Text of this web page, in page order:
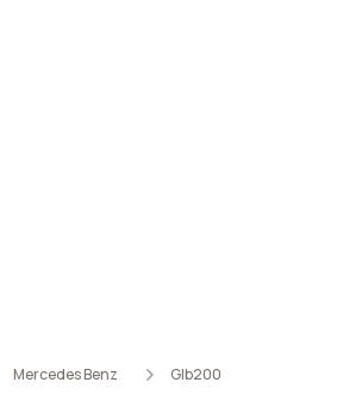
Mercedes Benz Glb200